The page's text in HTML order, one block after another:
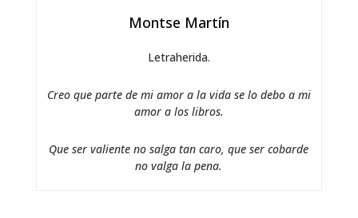
Montse Martín
Letraherida.
Creo que parte de mi amor a la vida se lo debo a mi
amor a los libros.
Que ser valiente no salga tan caro, que ser cobarde
no valga la pena.